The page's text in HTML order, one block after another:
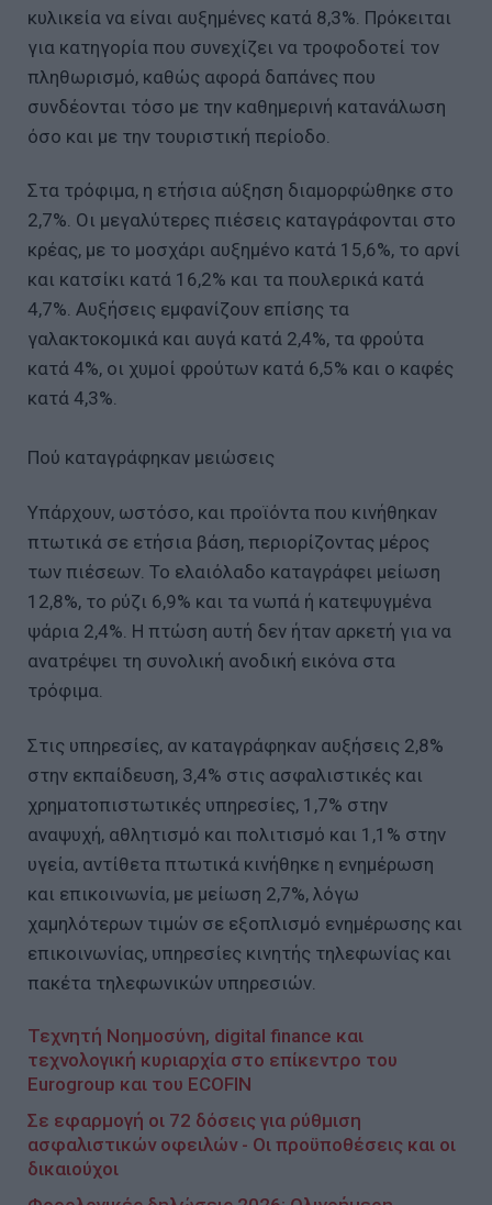
κυλικεία να είναι αυξημένες κατά 8,3%. Πρόκειται
για κατηγορία που συνεχίζει να τροφοδοτεί τον
πληθωρισμό, καθώς αφορά δαπάνες που
συνδέονται τόσο με την καθημερινή κατανάλωση
όσο και με την τουριστική περίοδο.
Στα τρόφιμα, η ετήσια αύξηση διαμορφώθηκε στο
2,7%. Οι μεγαλύτερες πιέσεις καταγράφονται στο
κρέας, με το μοσχάρι αυξημένο κατά 15,6%, το αρνί
και κατσίκι κατά 16,2% και τα πουλερικά κατά
4,7%. Αυξήσεις εμφανίζουν επίσης τα
γαλακτοκομικά και αυγά κατά 2,4%, τα φρούτα
κατά 4%, οι χυμοί φρούτων κατά 6,5% και ο καφές
κατά 4,3%.
Πού καταγράφηκαν μειώσεις
Υπάρχουν, ωστόσο, και προϊόντα που κινήθηκαν
πτωτικά σε ετήσια βάση, περιορίζοντας μέρος
των πιέσεων. Το ελαιόλαδο καταγράφει μείωση
12,8%, το ρύζι 6,9% και τα νωπά ή κατεψυγμένα
ψάρια 2,4%. Η πτώση αυτή δεν ήταν αρκετή για να
ανατρέψει τη συνολική ανοδική εικόνα στα
τρόφιμα.
Στις υπηρεσίες, αν καταγράφηκαν αυξήσεις 2,8%
στην εκπαίδευση, 3,4% στις ασφαλιστικές και
χρηματοπιστωτικές υπηρεσίες, 1,7% στην
αναψυχή, αθλητισμό και πολιτισμό και 1,1% στην
υγεία, αντίθετα πτωτικά κινήθηκε η ενημέρωση
και επικοινωνία, με μείωση 2,7%, λόγω
χαμηλότερων τιμών σε εξοπλισμό ενημέρωσης και
επικοινωνίας, υπηρεσίες κινητής τηλεφωνίας και
πακέτα τηλεφωνικών υπηρεσιών.
Τεχνητή Νοημοσύνη, digital finance και
τεχνολογική κυριαρχία στο επίκεντρο του
Eurogroup και του ECOFIN
Σε εφαρμογή οι 72 δόσεις για ρύθμιση
ασφαλιστικών οφειλών - Οι προϋποθέσεις και οι
δικαιούχοι